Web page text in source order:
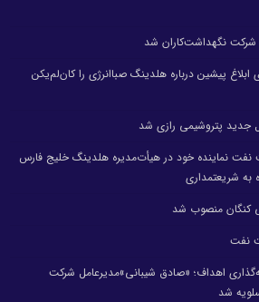
شرکت نگهداشت‌کاران شد
پیشین درباره هلدینگ صباانرژی را کان‌لم‌یکن
جدید پتروشیمی رازی شد
نماینده خود در هیأت‌مدیره هلدینگ خلیج فارس
به شریعتمداری
کنگان منصوب شد
اهداف؛ «صادق شیبانی»مدیرعامل شرکت
شد